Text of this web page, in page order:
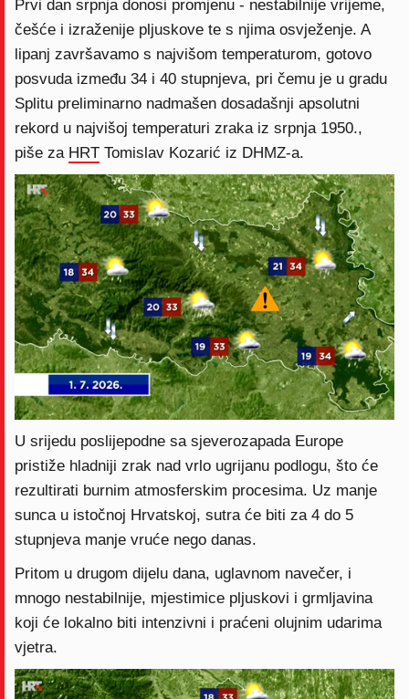
Prvi dan srpnja donosi promjenu - nestabilnije vrijeme,
češće i izraženije pljuskove te s njima osvježenje. A
lipanj završavamo s najvišom temperaturom, gotovo
posvuda između 34 i 40 stupnjeva, pri čemu je u gradu
Splitu preliminarno nadmašen dosadašnji apsolutni
rekord u najvišoj temperaturi zraka iz srpnja 1950.,
piše za HRT Tomislav Kozarić iz DHMZ-a.
U srijedu poslijepodne sa sjeverozapada Europe
pristiže hladniji zrak nad vrlo ugrijanu podlogu, što će
rezultirati burnim atmosferskim procesima. Uz manje
sunca u istočnoj Hrvatskoj, sutra će biti za 4 do 5
stupnjeva manje vruće nego danas.
Pritom u drugom dijelu dana, uglavnom navečer, i
mnogo nestabilnije, mjestimice pljuskovi i grmljavina
koji će lokalno biti intenzivni i praćeni olujnim udarima
vjetra.